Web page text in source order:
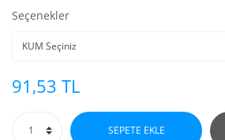
Seçenekler
91,53 TL
SEPETE EKLE